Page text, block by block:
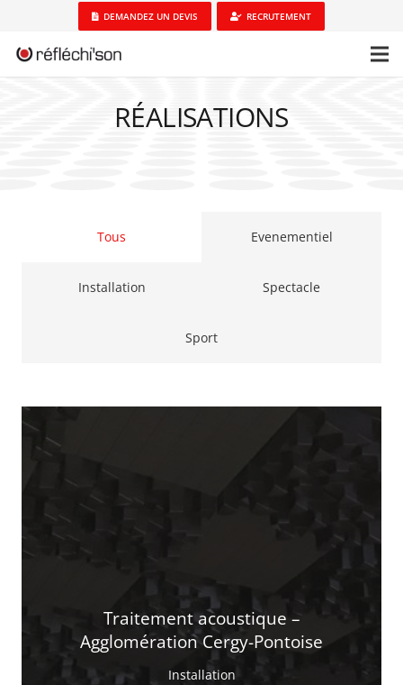
DEMANDEZ UN DEVIS RECRUTEMENT
RÉALISATIONS
Tous Evenementiel
Installation Spectacle
Sport
Traitement acoustique –
Agglomération Cergy-Pontoise
Installation